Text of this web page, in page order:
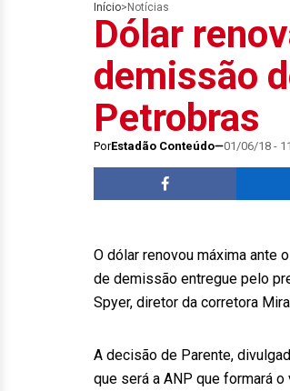
Início> Notícias
Dólar
demissão
Petrobras
PorEstadão Conteúdo 01/06/18 -
O dólar renovou máxima ante
de demissão entregue pelo
Spyer, diretor da corretora
A decisão de Parente,
que será a ANP que formará